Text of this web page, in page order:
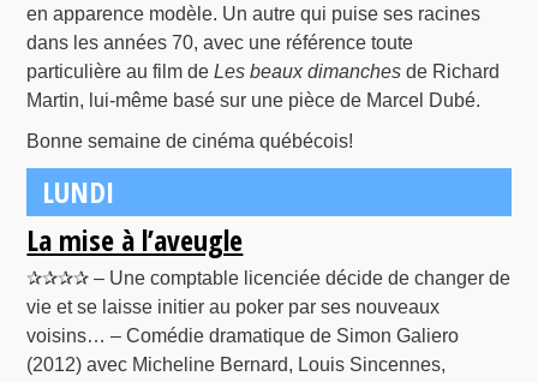
en apparence modèle. Un autre qui puise ses racines
dans les années 70, avec une référence toute
particulière au film deLes beaux dimanches de Richard
Martin, lui-même basé sur une pièce de Marcel Dubé.
Bonne semaine de cinéma québécois!
LUNDI
La mise à l’aveugle
✰✰✰✰ – Une comptable licenciée décide de changer de
vie et se laisse initier au poker par ses nouveaux
voisins… – Comédie dramatique de Simon Galiero
(2012) avec Micheline Bernard, Louis Sincennes,